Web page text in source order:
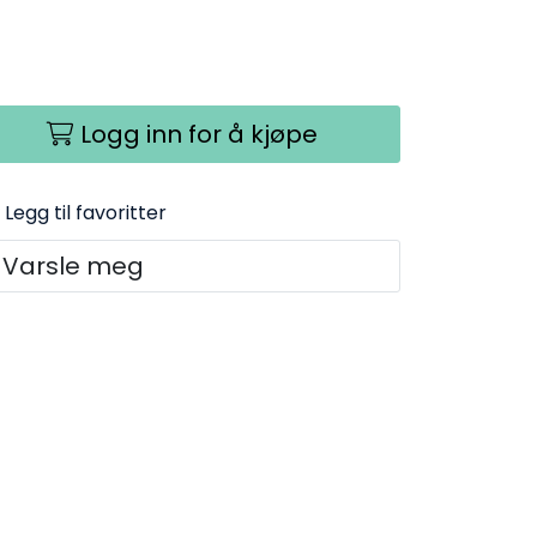
Logg inn for å kjøpe
Legg til favoritter
Varsle meg